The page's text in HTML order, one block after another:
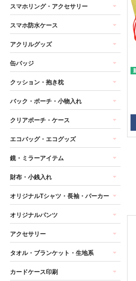
スマホリング・アクセサリー
スマホ防水ケース
アクリルグッズ
缶バッジ
クッション・抱き枕
バック・ポーチ・小物入れ
クリアポーチ・ケース
エコバッグ・エコグッズ
鏡・ミラーアイテム
財布・小銭入れ
オリジナルTシャツ・長袖・パーカー
オリジナルパンツ
アクセサリー
タオル・ブランケット・生地系
カードケース印刷